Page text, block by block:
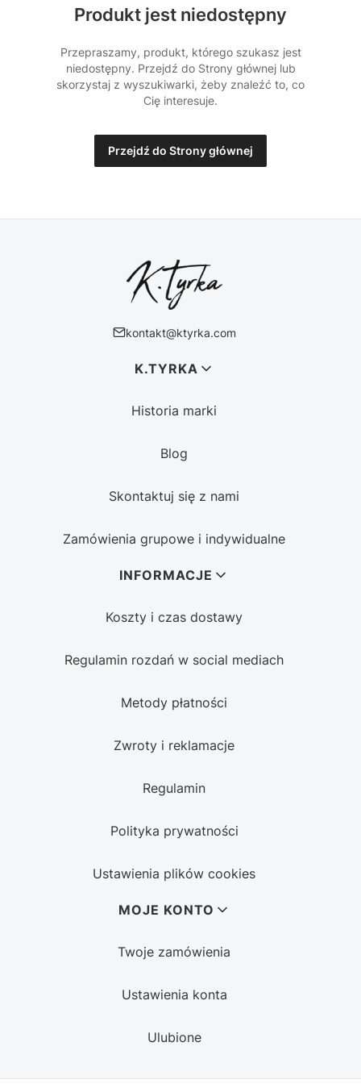
Produkt jest niedostępny
Przepraszamy, produkt, którego szukasz jest
niedostępny. Przejdź do Strony głównej lub
skorzystaj z wyszukiwarki, żeby znaleźć to, co
Cię interesuje.
Przejdź do Strony głównej
kontakt@ktyrka.com
K.TYRKA
Historia marki
Blog
Skontaktuj się z nami
Zamówienia grupowe i indywidualne
INFORMACJE
Koszty i czas dostawy
Regulamin rozdań w social mediach
Metody płatności
Zwroty i reklamacje
Regulamin
Polityka prywatności
Ustawienia plików cookies
MOJE KONTO
Twoje zamówienia
Ustawienia konta
Ulubione